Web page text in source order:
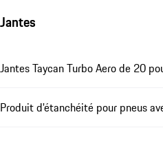
Jantes
Jantes Taycan Turbo Aero de 20
Produit d'étanchéité pour pneus